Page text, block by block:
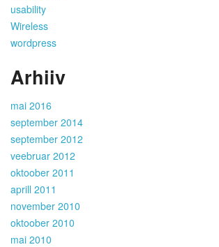
usability
Wireless
wordpress
Arhiiv
mai 2016
september 2014
september 2012
veebruar 2012
oktoober 2011
aprill 2011
november 2010
oktoober 2010
mai 2010